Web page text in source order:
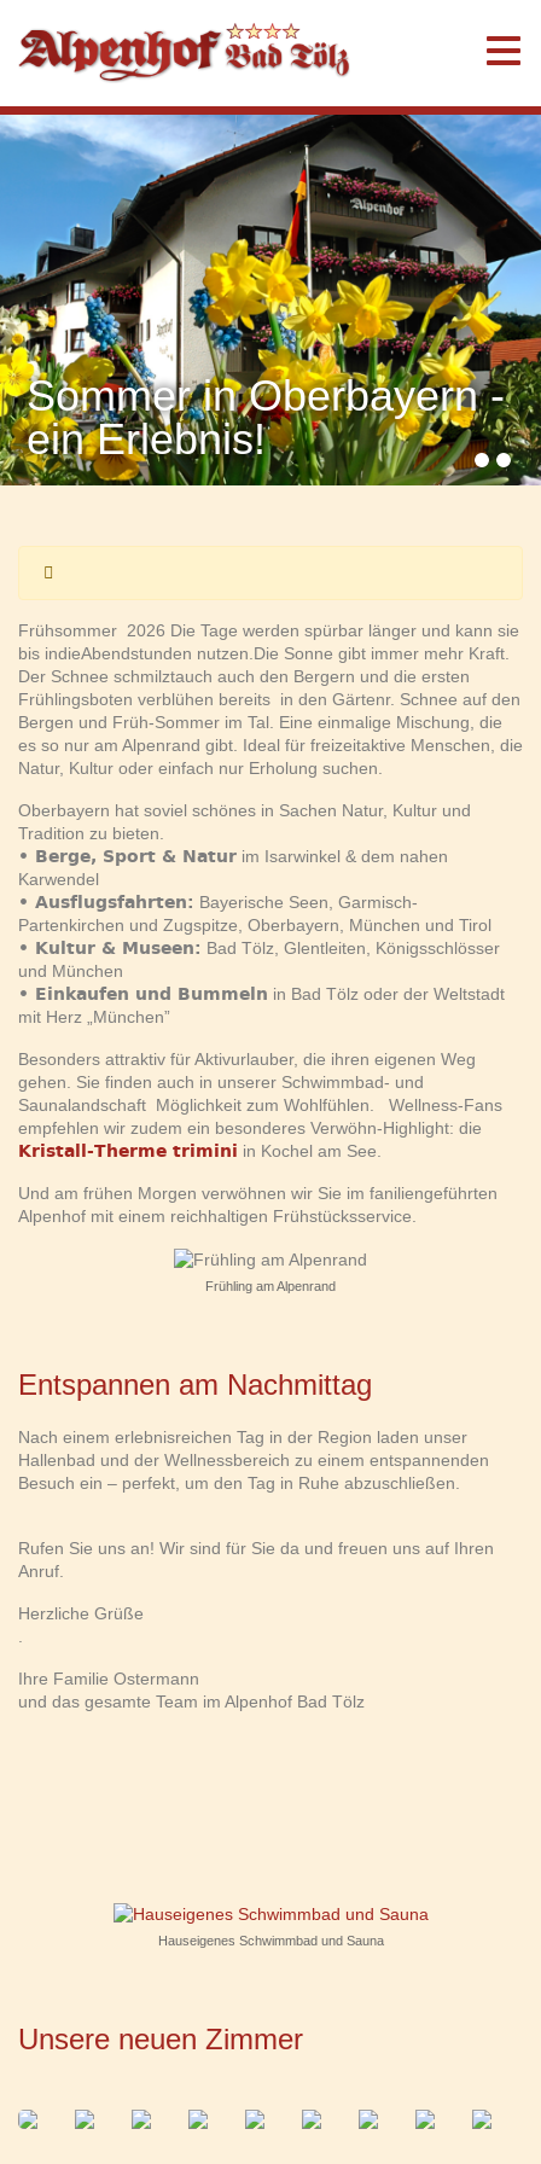
Sommer in Oberbayern -
ein Erlebnis!
Frühsommer 2026 Die Tage werden spürbar länger und kann sie
bis indieAbendstunden nutzen.Die Sonne gibt immer mehr Kraft.
Der Schnee schmilztauch auch den Bergern und die ersten
Frühlingsboten verblühen bereits in den Gärtenr. Schnee auf den
Bergen und Früh-Sommer im Tal. Eine einmalige Mischung, die
es so nur am Alpenrand gibt. Ideal für freizeitaktive Menschen, die
Natur, Kultur oder einfach nur Erholung suchen.
Oberbayern hat soviel schönes in Sachen Natur, Kultur und
Tradition zu bieten.
• Berge, Sport & Natur im Isarwinkel & dem nahen
Karwendel
• Ausflugsfahrten: Bayerische Seen, Garmisch-
Partenkirchen und Zugspitze, Oberbayern, München und Tirol
• Kultur & Museen: Bad Tölz, Glentleiten, Königsschlösser
und München
• Einkaufen und Bummeln in Bad Tölz oder der Weltstadt
mit Herz „München”
Besonders attraktiv für Aktivurlauber, die ihren eigenen Weg
gehen. Sie finden auch in unserer Schwimmbad- und
Saunalandschaft Möglichkeit zum Wohlfühlen. Wellness-Fans
empfehlen wir zudem ein besonderes Verwöhn-Highlight: die
Kristall-Therme trimini in Kochel am See.
Und am frühen Morgen verwöhnen wir Sie im faniliengeführten
Alpenhof mit einem reichhaltigen Frühstücksservice.
Frühling am Alpenrand
Entspannen am Nachmittag
Nach einem erlebnisreichen Tag in der Region laden unser
Hallenbad und der Wellnessbereich zu einem entspannenden
Besuch ein – perfekt, um den Tag in Ruhe abzuschließen.
Rufen Sie uns an! Wir sind für Sie da und freuen uns auf Ihren
Anruf.
Herzliche Grüße
.
Ihre Familie Ostermann
und das gesamte Team im Alpenhof Bad Tölz
Hauseigenes Schwimmbad und Sauna
Unsere neuen Zimmer